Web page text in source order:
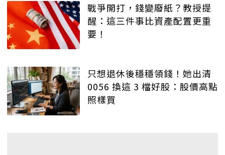
戰爭開打，錢變廢紙？教授提
醒：這三件事比資產配置更重
要！
只想退休後穩穩領錢！她出清
0056 換這 3 檔好股：股價高點
照樣買